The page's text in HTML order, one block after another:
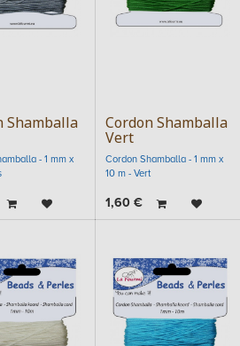
Shamballa
- 1 mm x
Cordon Shamballa
Vert
Cordon Shamballa - 1 mm x
10 m - Vert
1,60€